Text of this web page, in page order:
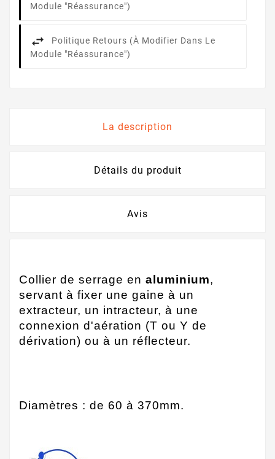
Module "Réassurance")
Politique Retours (à Modifier Dans Le
Module "Réassurance")
La description
Détails du produit
Avis
Collier de serrage en aluminium,
servant à fixer une gaine à un
extracteur, un intracteur, à une
connexion d'aération (T ou Y de
dérivation) ou à un réflecteur.
Diamètres : de 60 à 370mm.